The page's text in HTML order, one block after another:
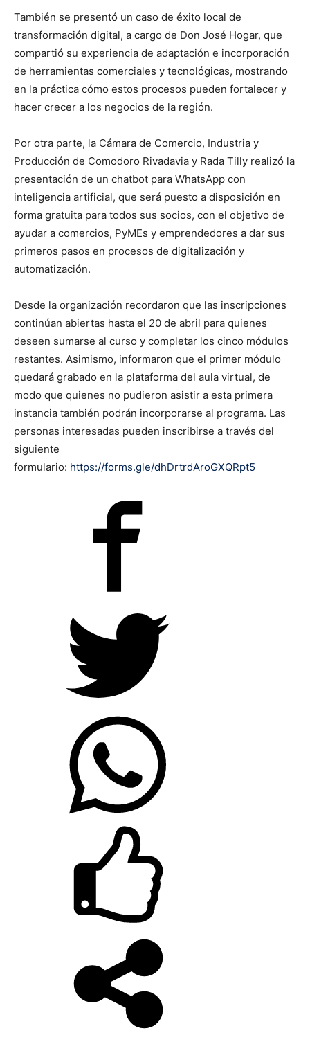
También se presentó un caso de éxito local de
transformación digital, a cargo de Don José Hogar, que
compartió su experiencia de adaptación e incorporación
de herramientas comerciales y tecnológicas, mostrando
en la práctica cómo estos procesos pueden fortalecer y
hacer crecer a los negocios de la región.
Por otra parte, la Cámara de Comercio, Industria y
Producción de Comodoro Rivadavia y Rada Tilly realizó la
presentación de un chatbot para WhatsApp con
inteligencia artificial, que será puesto a disposición en
forma gratuita para todos sus socios, con el objetivo de
ayudar a comercios, PyMEs y emprendedores a dar sus
primeros pasos en procesos de digitalización y
automatización.
Desde la organización recordaron que las inscripciones
continúan abiertas hasta el 20 de abril para quienes
deseen sumarse al curso y completar los cinco módulos
restantes. Asimismo, informaron que el primer módulo
quedará grabado en la plataforma del aula virtual, de
modo que quienes no pudieron asistir a esta primera
instancia también podrán incorporarse al programa. Las
personas interesadas pueden inscribirse a través del
siguiente
formulario: https://forms.gle/dhDrtrdAroGXQRpt5